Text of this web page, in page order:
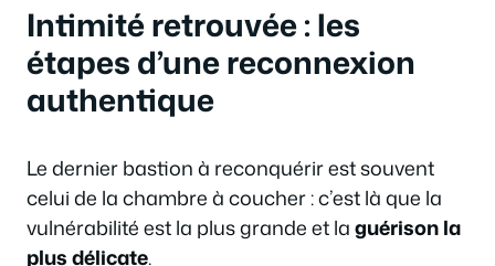
Intimité retrouvée : les
étapes d’une reconnexion
authentique
Le dernier bastion à reconquérir est souvent
celui de la chambre à coucher : c’est là que la
vulnérabilité est la plus grande et laguérison la
plus délicate.